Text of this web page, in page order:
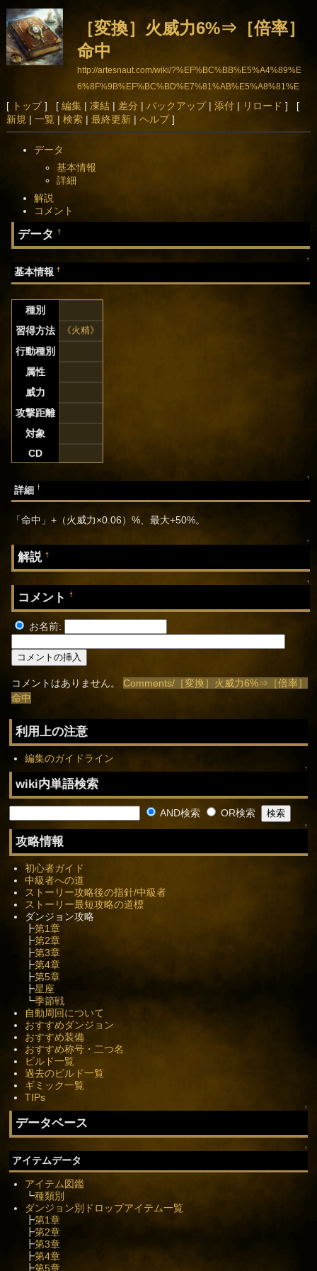
［変換］火威力6%⇒［倍率］
命中
http://artesnaut.com/wiki/?%EF%BC%BB%E5%A4%89%E
6%8F%9B%EF%BC%BD%E7%81%AB%E5%A8%81%E
5%8A%9B6%25%E2%87%92%EF%BC%BB%E5%80%8
D%E7%8E%87%EF%BC%BD%E5%91%BD%E4%B8%AD
[ トップ] [ 編集| 凍結 | 差分 | バックアップ| 添付| リロード ] [
新規 | 一覧| 検索| 最終更新| ヘルプ]
データ
基本情報
詳細
解説
コメント
データ†
↑
基本情報†
種別
習得方法
《火精》
行動種別
属性
威力
攻撃距離
対象
CD
↑
詳細†
「命中」+（火威力×0.06）%、最大+50%。
↑
解説†
↑
コメント†
お名前:
コメントはありません。Comments/［変換］火威力6%⇒［倍率］
命中
利用上の注意
編集のガイドライン
↑
wiki内単語検索
AND検索 OR検索
↑
攻略情報
初心者ガイド
中級者への道
ストーリー攻略後の指針/中級者
ストーリー最短攻略の道標
ダンジョン攻略
┣第1章
┣第2章
┣第3章
┣第4章
┣第5章
┣星座
┗季節戦
自動周回について
おすすめダンジョン
おすすめ装備
おすすめ称号・二つ名
ビルド一覧
過去のビルド一覧
ギミック一覧
TIPs
↑
データベース
↑
アイテムデータ
アイテム図鑑
┗種類別
ダンジョン別ドロップアイテム一覧
┣第1章
┣第2章
┣第3章
┣第4章
┣第5章